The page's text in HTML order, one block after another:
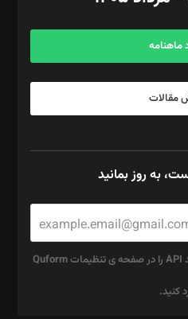
ماهنامه
مقالات
به روز بمانید
برای استفاده از ریکپچا بایستی کلید API را در صفحه ی تنظیمات Quform
کنید.